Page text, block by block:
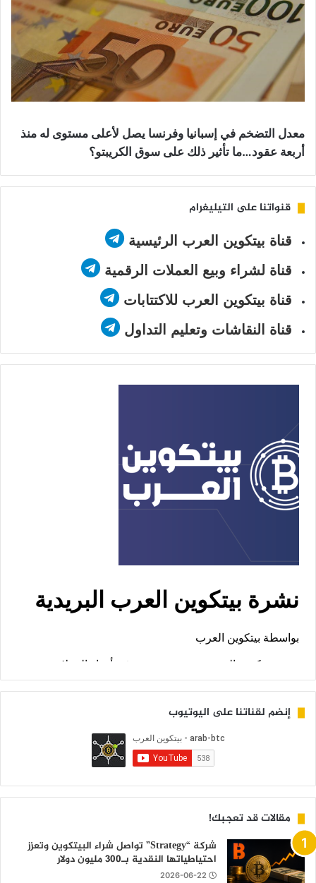
معدل التضخم في إسبانيا وفرنسا يصل لأعلى مستوى له منذ
أربعة عقود…ما تأثير ذلك على سوق الكريبتو؟
قنواتنا على التيليغرام
قناة بيتكوين العرب الرئيسية
قناة لشراء وبيع العملات الرقمية
قناة بيتكوين العرب للاكتتابات
قناة النقاشات وتعليم التداول
إنضم لقناتنا على اليوتيوب
مقالات قد تعجبك!
شركة “Strategy” تواصل شراء البيتكوين وتعزز
احتياطياتها النقدية بـ300 مليون دولار
2026-06-22